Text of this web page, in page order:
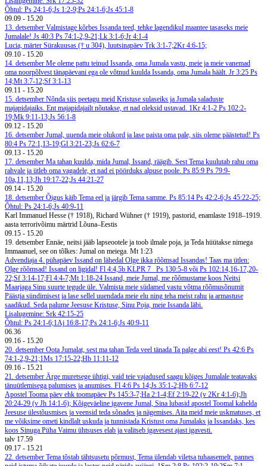
Õhtul: Ps 24:1-6;Js 1:2-9;Ps 24:1-6;Js 45:1-8
09.09 - 15.20
13. detsember Valmistage kõrbes Issanda teed, tehke lagendikul maantee tasaseks meie
Jumalale! Js 40:3 Ps 74:1-2,9-21;Lk 3:1-6;Jr 4:1-4
Lucia, märter Sürakuusas († u 304), luutsinapäev Trk 3:1-7;2Kr 4:6-15;
09.10 - 15.20
14. detsember Me oleme pattu teinud Issanda, oma Jumala vastu, meie ja meie vanemad
oma noorpõlvest tänapäevani ega ole võtnud kuulda Issanda, oma Jumala häält. Jr 3:25 Ps
14;Mt 3:7-12;Sf 3:1-13
09.11 - 15.20
15. detsember Nõnda siis peetagu meid Kristuse sulaseiks ja Jumala saladuste
majapidajaiks. Ent majapidajailt nõutakse, et nad oleksid ustavad. 1Kr 4:1-2 Ps 102:2-
19;Mk 9:11-13;Js 56:1-8
09.12 - 15.20
16. detsember Jumal, uuenda meie olukord ja lase paista oma pale, siis oleme päästetud! Ps
80:4 Ps 72:1,13-19;Gl 3:21-23;Js 62:6-7
09.13 - 15.20
17. detsember Ma tahan kuulda, mida Jumal, Issand, räägib. Sest Tema kuulutab rahu oma
rahvale ja ütleb oma vagadele, et nad ei pöörduks alpuse poole. Ps 85:9 Ps 79:9-
10a,11,13;Jh 19:17-22;Js 44:21-27
09.14 - 15.20
18. detsember Õigus käib Tema eel ja järgib Tema samme. Ps 85:14 Ps 42:2-6;Js 45:22-25;
Õhtul: Ps 24:1-6;Js 40:9-11
Karl Immanuel Hesse († 1918), Richard Wühner († 1919), pastorid, enamlaste 1918–1919.
aasta terrorivõimu märtrid Lõuna–Eestis
09.15 - 15.20
19. detsember Ennäe, neitsi jääb lapseootele ja toob ilmale poja, ja Teda hüütakse nimega
Immaanuel, see on tõlkes: Jumal on meiega. Mt 1:23
Advendiaja 4. pühapäev Issand on lähedal Olge ikka rõõmsad Issandas! Taas ma ütlen:
Olge rõõmsad! Issand on ligidal! Fl 4:4,5b KLPR 7
Ps 130:5-8 või Ps 102:14,16-17,20-
22;Sf 3:14-17;Fl 4:4-7;Mt 1:18-24 Issand, meie Jumal, me rõõmustame koos Neitsi
Maarjaga Sinu suurte tegude üle. Valmista meie südamed vastu võtma rõõmusõnumit
Päästja sündimisest ja lase sellel uuendada meie elu ning teha meist rahu ja armastuse
saadikud. Seda palume Jeesuse Kristuse, Sinu Poja, meie Issanda läbi.
Lisalugemine: Srk 42:15-25
Õhtul: Ps 24:1-6;1Aj 16:8-17;Ps 24:1-6;Js 40:9-11
06.36
09.16 - 15.20
20. detsember Oota Jumalat, sest ma tahan Teda veel tänada Ta palge abi eest! Ps 42:6 Ps
74:1-2,9-21;1Ms 17:15-22;Hb 11:11-12
09.16 - 15.21
21. detsember Ärge muretsege ühtigi, vaid teie vajadused saagu kõiges Jumalale teatavaks
tänuütlemisega palumises ja anumises. Fl 4:6 Ps 14;Js 35:1-2;Hb 6:7-12
Apostel Tooma päev ehk toomapäev Ps 145:3-7;Ha 2:1-4;Ef 2:19-22 (v 2Kr 4:1-6);Jh
20:24-29 (v Jh 14:1-6); Kõigeväeline igavene Jumal, Sina lubasid apostel Toomal kahelda
Jeesuse ülestõusmises ja veensid teda sõnades ja nägemises. Aita meid meie uskmatuses, et
me võiksime ometi kindlalt uskuda ja tunnistada Kristust oma Jumalaks ja Issandaks, kes
koos Sinuga Püha Vaimu ühtsuses elab ja valitseb igavesest ajast igavesti.
talv 17.59
09.17 - 15.21
22. detsember Tema tõstab tähtsusetu põrmust, Tema ülendab viletsa tuhaasemelt, pannes